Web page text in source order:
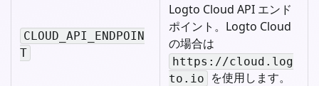
CLOUD_API_ENDPOIN
T
Logto Cloud API エンド
ポイント。Logto Cloud
の場合は
https://cloud.log
to.io
を使用します。